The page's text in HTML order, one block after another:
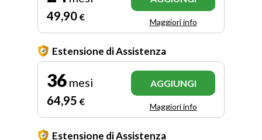
49,90 € Maggiori info
Estensione di Assistenza
36 mesi
64,95 €
AGGIUNGI
Maggiori info
Estensione di Assistenza